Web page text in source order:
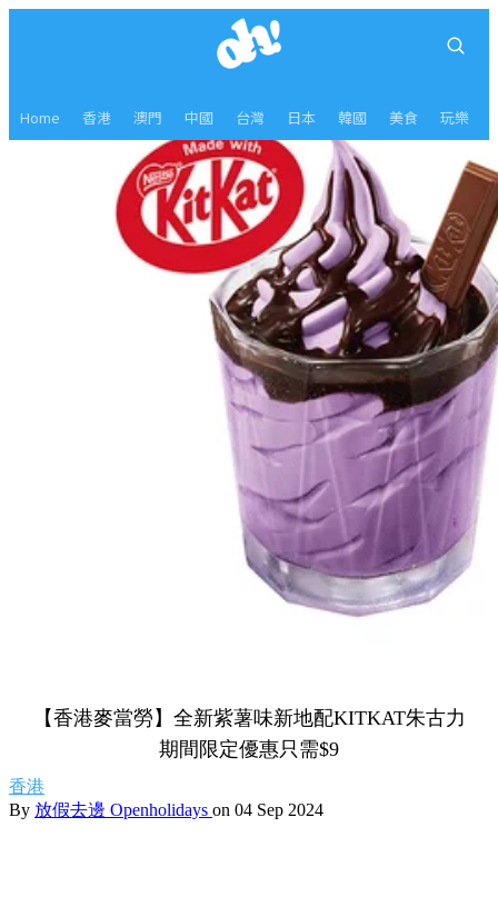
Home 香港 澳門 中國 台灣 日本 韓國 美食 玩樂
【香港麥當勞】全新紫薯味新地配KITKAT朱古力
期間限定優惠只需$9
香港
By 放假去邊 Openholidays on 04 Sep 2024